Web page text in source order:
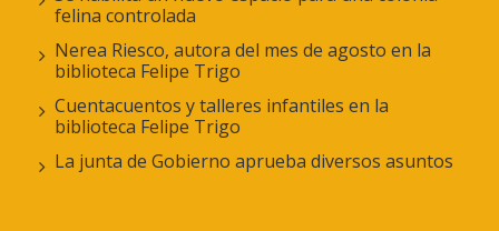
felina controlada
Nerea Riesco, autora del mes de agosto en la
biblioteca Felipe Trigo
Cuentacuentos y talleres infantiles en la
biblioteca Felipe Trigo
La junta de Gobierno aprueba diversos asuntos